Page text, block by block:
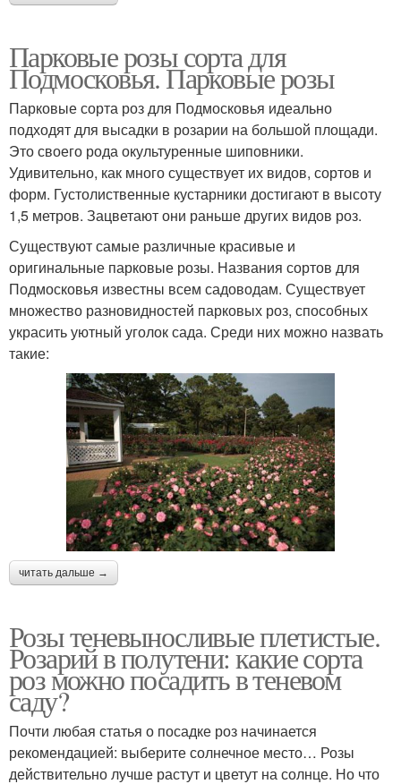
Парковые розы сорта для
Подмосковья. Парковые розы
Парковые сорта роз для Подмосковья идеально
подходят для высадки в розарии на большой площади.
Это своего рода окультуренные шиповники.
Удивительно, как много существует их видов, сортов и
форм. Густолиственные кустарники достигают в высоту
1,5 метров. Зацветают они раньше других видов роз.
Существуют самые различные красивые и
оригинальные парковые розы. Названия сортов для
Подмосковья известны всем садоводам. Существует
множество разновидностей парковых роз, способных
украсить уютный уголок сада. Среди них можно назвать
такие:
читать дальше →
Розы теневыносливые плетистые.
Розарий в полутени: какие сорта
роз можно посадить в теневом
саду?
Почти любая статья о посадке роз начинается
рекомендацией: выберите солнечное место… Розы
действительно лучше растут и цветут на солнце. Но что